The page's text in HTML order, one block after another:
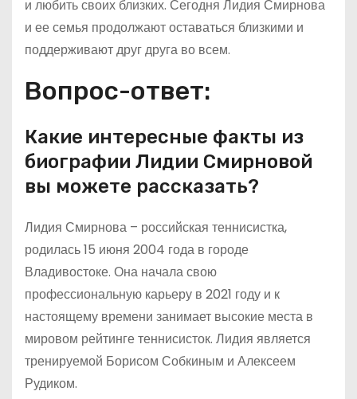
и любить своих близких. Сегодня Лидия Смирнова
и ее семья продолжают оставаться близкими и
поддерживают друг друга во всем.
Вопрос-ответ:
Какие интересные факты из
биографии Лидии Смирновой
вы можете рассказать?
Лидия Смирнова – российская теннисистка,
родилась 15 июня 2004 года в городе
Владивостоке. Она начала свою
профессиональную карьеру в 2021 году и к
настоящему времени занимает высокие места в
мировом рейтинге теннисисток. Лидия является
тренируемой Борисом Собкиным и Алексеем
Рудиком.